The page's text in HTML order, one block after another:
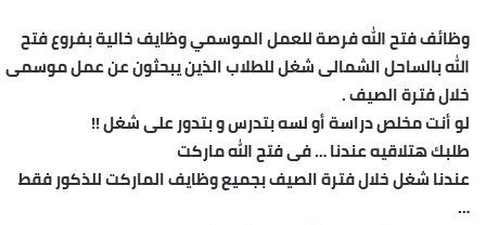
وظائف فتح الله فرصة للعمل الموسمي وظايف خالية بفروع فتح
الله بالساحل الشمالى شغل للطلاب الذين يبحثون عن عمل موسمى
خلال فترة الصيف .
لو أنت مخلص دراسة أو لسه بتدرس و بتدور على شغل !!
طلبك هتلاقيه عندنا … فى فتح الله ماركت
عندنا شغل خلال فترة الصيف بجميع وظايف الماركت للذكور فقط
…